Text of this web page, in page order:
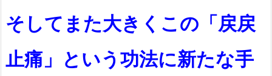
そしてまた大きくこの「戻戻
止痛」という功法に新たな手